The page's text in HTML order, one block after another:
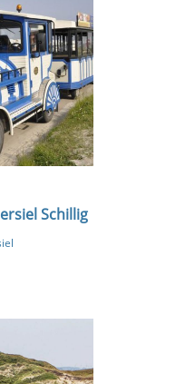
Schillig